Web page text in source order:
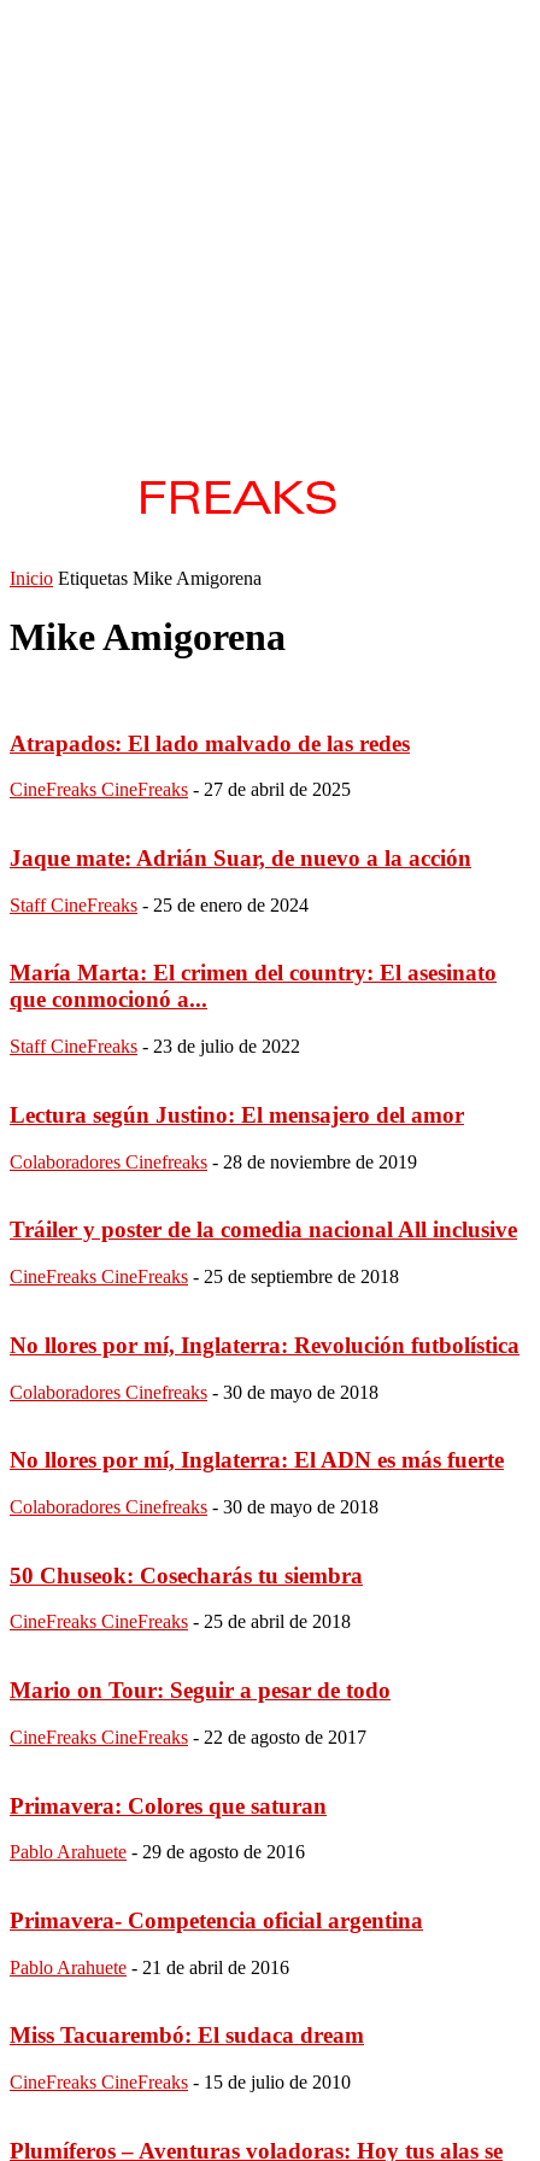
Inicio Etiquetas Mike Amigorena
Mike Amigorena
Atrapados: El lado malvado de las redes
CineFreaks CineFreaks - 27 de abril de 2025
Jaque mate: Adrián Suar, de nuevo a la acción
Staff CineFreaks - 25 de enero de 2024
María Marta: El crimen del country: El asesinato
que conmocionó a...
Staff CineFreaks - 23 de julio de 2022
Lectura según Justino: El mensajero del amor
Colaboradores Cinefreaks - 28 de noviembre de 2019
Tráiler y poster de la comedia nacional All inclusive
CineFreaks CineFreaks - 25 de septiembre de 2018
No llores por mí, Inglaterra: Revolución futbolística
Colaboradores Cinefreaks - 30 de mayo de 2018
No llores por mí, Inglaterra: El ADN es más fuerte
Colaboradores Cinefreaks - 30 de mayo de 2018
50 Chuseok: Cosecharás tu siembra
CineFreaks CineFreaks - 25 de abril de 2018
Mario on Tour: Seguir a pesar de todo
CineFreaks CineFreaks - 22 de agosto de 2017
Primavera: Colores que saturan
Pablo Arahuete - 29 de agosto de 2016
Primavera- Competencia oficial argentina
Pablo Arahuete - 21 de abril de 2016
Miss Tacuarembó: El sudaca dream
CineFreaks CineFreaks - 15 de julio de 2010
Plumíferos – Aventuras voladoras: Hoy tus alas se